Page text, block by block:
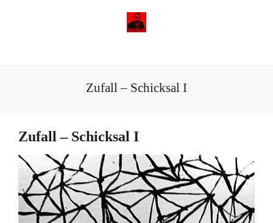
Zufall – Schicksal I
Zufall – Schicksal I